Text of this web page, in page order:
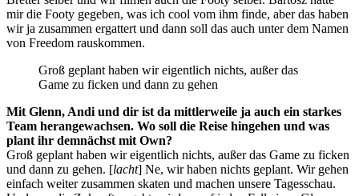
mir die Footy gegeben, was ich cool vom ihm finde, aber das haben
wir ja zusammen ergattert und dann soll das auch unter dem Namen
von Freedom rauskommen.
Groß geplant haben wir eigentlich nichts, außer das
Game zu ficken und dann zu gehen
Mit Glenn, Andi und dir ist da mittlerweile ja auch ein starkes
Team herangewachsen. Wo soll die Reise hingehen und was
plant ihr demnächst mit Own?
Groß geplant haben wir eigentlich nichts, außer das Game zu ficken
und dann zu gehen. [lacht] Ne, wir haben nichts geplant. Wir gehen
einfach weiter zusammen skaten und machen unsere Tagesschau.